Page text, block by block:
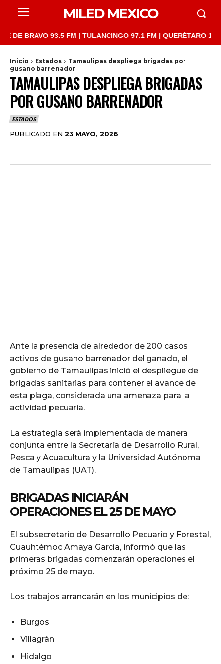
MILED MEXICO
93.5 FM | TULANCINGO 97.1 FM | QUERÉTARO 103.1
Inicio Estados
Tamaulipas despliega brigadas por
gusano barrenador
TAMAULIPAS DESPLIEGA BRIGADAS
POR GUSANO BARRENADOR
ESTADOS
PUBLICADO EN 23 MAYO, 2026
Ante la presencia de alrededor de 200 casos
activos de gusano barrenador del ganado, el
gobierno de Tamaulipas inició el despliegue de
brigadas sanitarias para contener el avance de
esta plaga, considerada una amenaza para la
actividad pecuaria.
La estrategia será implementada de manera
conjunta entre la Secretaría de Desarrollo Rural,
Pesca y Acuacultura y la Universidad Autónoma
de Tamaulipas (UAT).
BRIGADAS INICIARÁN
OPERACIONES EL 25 DE MAYO
El subsecretario de Desarrollo Pecuario y Forestal,
Cuauhtémoc Amaya García, informó que las
primeras brigadas comenzarán operaciones el
próximo 25 de mayo.
Los trabajos arrancarán en los municipios de:
Burgos
Villagrán
Hidalgo